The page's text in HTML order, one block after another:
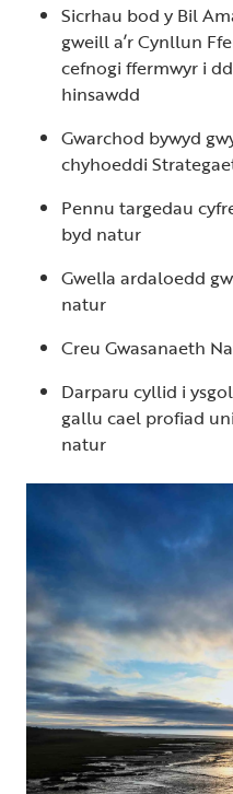
Sicrhau bod y Bil
gweill a’r Cynllun
cefnogi ffermwyr i
hinsawdd
Gwarchod bywyd
chyhoeddi
Pennu targedau
byd natur
Gwella ardaloedd
natur
Creu Gwasanaeth
Darparu cyllid i
gallu cael profiad
natur